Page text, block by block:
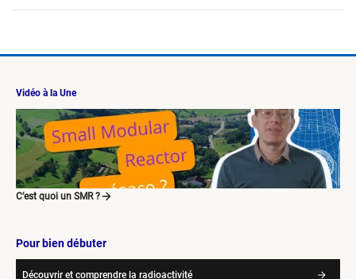
Vidéo à la Une
C’est quoi un SMR ?
Pour bien débuter
Découvrir et comprendre la radioactivité